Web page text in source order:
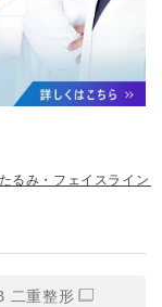
るみ・フェイスライン
二重整形